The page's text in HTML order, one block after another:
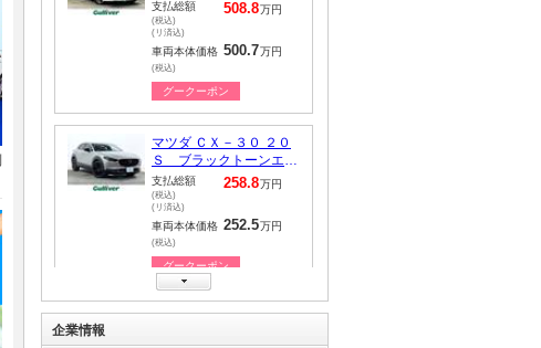
ーサリーリミテッド
支払総額
(税込)
(リ済込)
468.8万円
車両本体価格
(税込)
456.6万円
グークーポン
トヨタ アルファード
２．５Ｓ Ｃパッケージ
支払総額
(税込)
(リ済込)
538.8万円
車両本体価格
(税込)
531.1万円
グークーポン
トヨタ アルファード
企業情報